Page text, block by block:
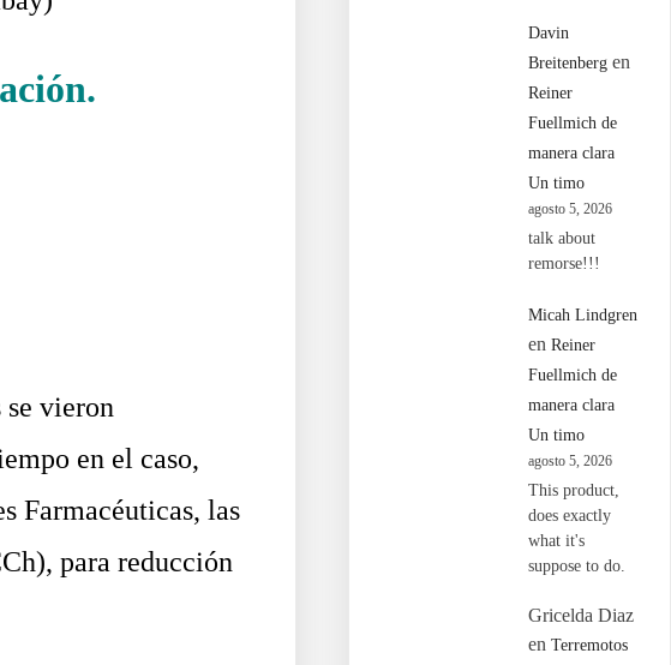
vieron
en el caso,
Farmacéuticas, las
para reducción
Davin
Breitenberg en
Reiner
Fuellmich de
manera clara
Un timo
agosto 5, 2026
talk about
remorse!!!
Micah Lindgren
enReiner
Fuellmich de
manera clara
Un timo
agosto 5, 2026
This product,
does exactly
what it's
suppose to do.
Gricelda Diaz
enTerremotos